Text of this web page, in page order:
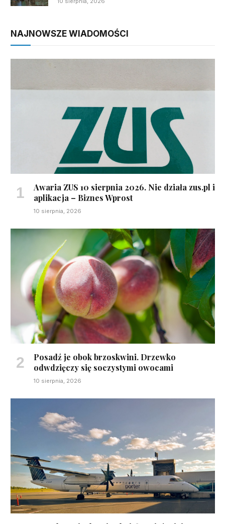
NAJNOWSZE WIADOMOŚCI
Awaria ZUS 10 sierpnia 2026. Nie działa zus.pl i
aplikacja – Biznes Wprost
10 sierpnia, 2026
Posadź je obok brzoskwini. Drzewko
odwdzięczy się soczystymi owocami
10 sierpnia, 2026